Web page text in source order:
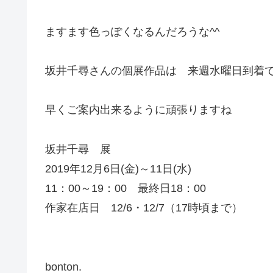
ますます色っぽくなるんだろうな^^
坂井千尋さんの個展作品は 来週水曜日到着
早くご案内出来るように頑張りますね
坂井千尋 展
2019年12月6日(金)～11日(水)
11：00～19：00 最終日18：00
作家在店日 12/6・12/7（17時頃まで）
bonton.